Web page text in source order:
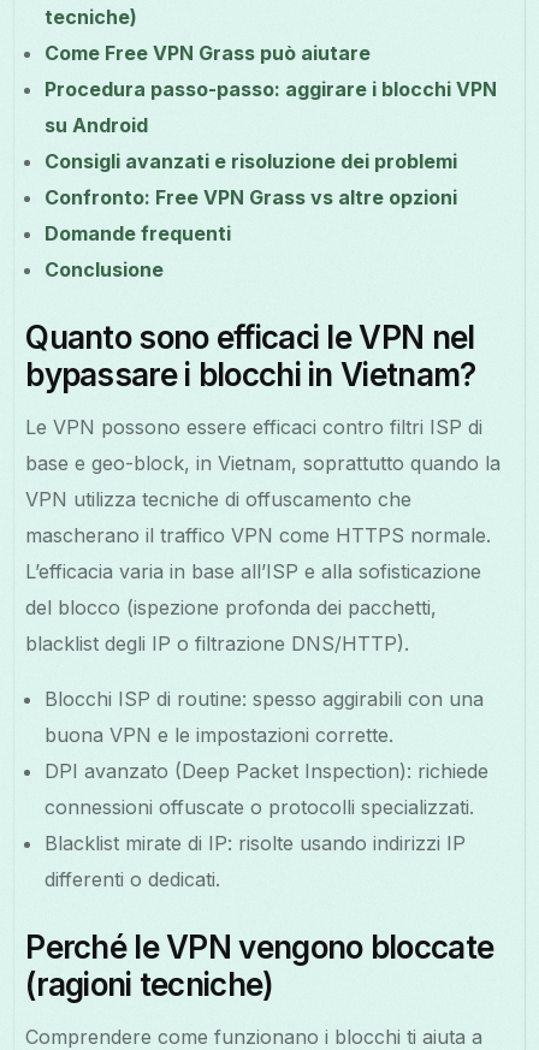
tecniche)
Come Free VPN Grass può aiutare
Procedura passo-passo: aggirare i blocchi VPN
su Android
Consigli avanzati e risoluzione dei problemi
Confronto: Free VPN Grass vs altre opzioni
Domande frequenti
Conclusione
Quanto sono efficaci le VPN nel
bypassare i blocchi in Vietnam?
Le VPN possono essere efficaci contro filtri ISP di
base e geo-block, in Vietnam, soprattutto quando la
VPN utilizza tecniche di offuscamento che
mascherano il traffico VPN come HTTPS normale.
L’efficacia varia in base all’ISP e alla sofisticazione
del blocco (ispezione profonda dei pacchetti,
blacklist degli IP o filtrazione DNS/HTTP).
Blocchi ISP di routine: spesso aggirabili con una
buona VPN e le impostazioni corrette.
DPI avanzato (Deep Packet Inspection): richiede
connessioni offuscate o protocolli specializzati.
Blacklist mirate di IP: risolte usando indirizzi IP
differenti o dedicati.
Perché le VPN vengono bloccate
(ragioni tecniche)
Comprendere come funzionano i blocchi ti aiuta a